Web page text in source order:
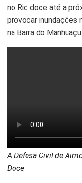
no Rio doce até a
provocar inundações
na Barra do Manhuaçu.
A Defesa Civil de
Doce